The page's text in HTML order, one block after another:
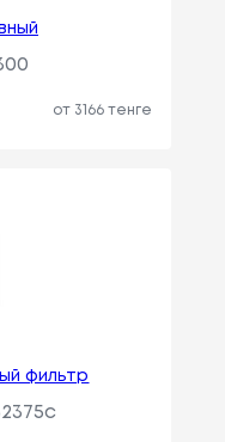
от 3166 тенге
фильтр